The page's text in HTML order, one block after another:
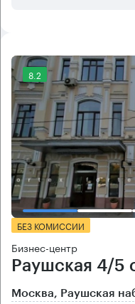
8.2
БЕЗ КОМИССИИ
Бизнес-центр
Раушская 4/5
Москва, Раушская